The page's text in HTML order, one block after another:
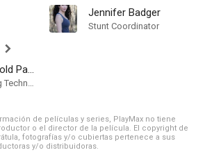
Joseph Harold Page
Chief Lighting Technician
Jennifer Badger
Stunt Coordinator
de películas y series, PlayMax no tiene
o el director de la película. El copyright de
fotografías y/o cubiertas pertenece a sus
y/o distribuidoras.